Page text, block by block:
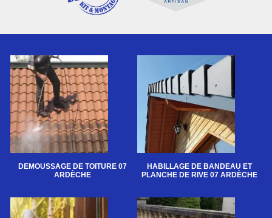
DEMOUSSAGE DE TOITURE 07
ARDÈCHE
HABILLAGE DE BANDEAU ET
PLANCHE DE RIVE 07 ARDÈCHE